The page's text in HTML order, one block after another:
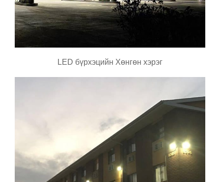
LED бүрхэцийн Хөнгөн хэрэг